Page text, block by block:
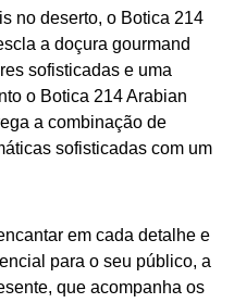
no deserto, o Botica 214
a doçura gourmand
sofisticadas e uma
o Botica 214 Arabian
a combinação de
sofisticadas com um
em cada detalhe e
para o seu público, a
que acompanha os